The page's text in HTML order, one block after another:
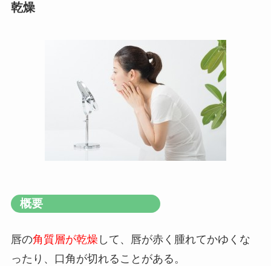
乾燥
概要
唇の角質層が乾燥 して、唇が赤く腫れてかゆくな
ったり、口角が切れることがある。